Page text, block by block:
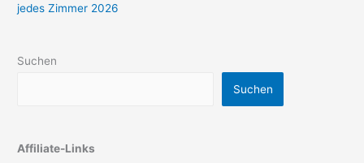
jedes Zimmer 2026
Suchen
Suchen
Affiliate-Links